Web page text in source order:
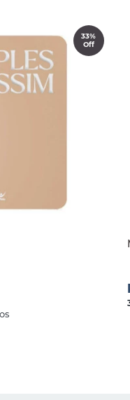
33%
Off